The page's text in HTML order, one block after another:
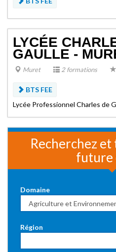
LYCÉE
GAULLE -
Muret 2 formations
BTS FEE
Lycée Professionnel Charles de
Recherchez
future
Domaine
Région